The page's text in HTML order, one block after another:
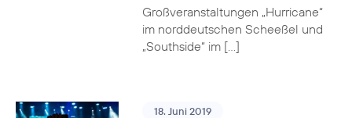
Großveranstaltungen „Hurricane“
im norddeutschen Scheeßel und
„Southside“ im […]
18. Juni 2019